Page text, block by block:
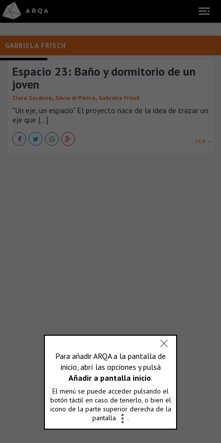
GABRIELA FRISCH
INTERIORISMO
Espacio 23: Baño y dormitorio de un
joven
Clara Sardone, Silvia di Pietro, Gabriela Frisch
"Un eje, un espacio" El proyecto nace de la idea de trazar un
eje que [...]
VER +